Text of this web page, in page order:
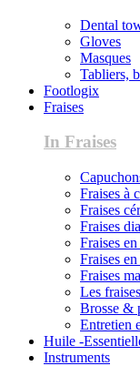
Dental
Gloves
Masques
Tabliers,
Footlogix
Fraises
In Fraises
Fraises à
Fraises
Fraises
Fraises
Fraises
Fraises
Les
Brosse &
Entretien
Huile -
Instruments